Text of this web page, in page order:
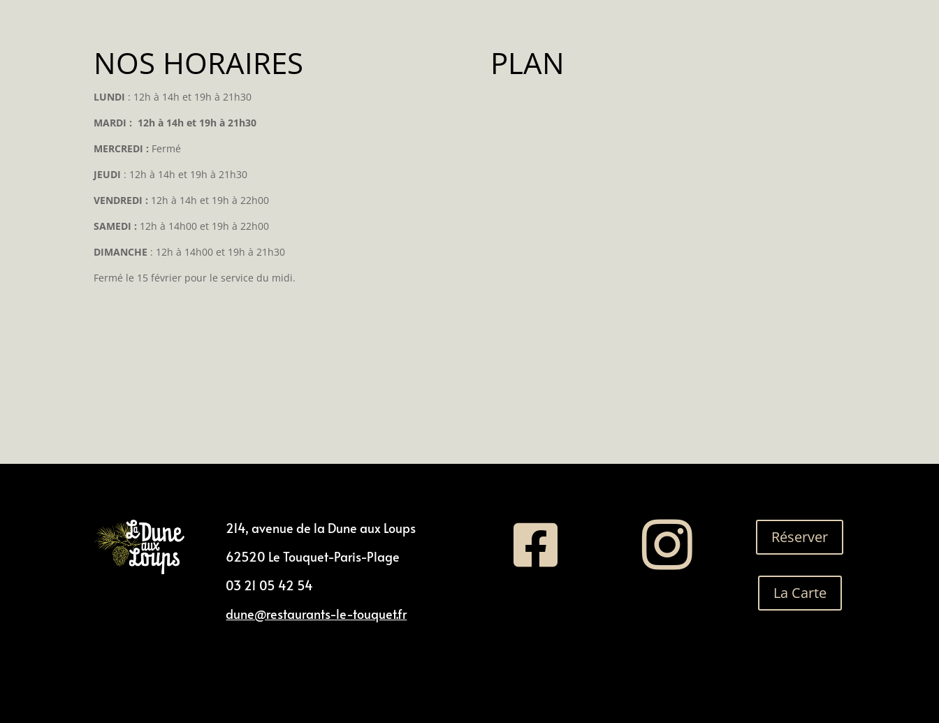
NOS HORAIRES PLAN
LUNDI : 12h à 14h et 19h à 21h30
MARDI : 12h à 14h et 19h à 21h30
MERCREDI : Fermé
JEUDI : 12h à 14h et 19h à 21h30
VENDREDI : 12h à 14h et 19h à 22h00
SAMEDI : 12h à 14h00 et 19h à 22h00
DIMANCHE : 12h à 14h00 et 19h à 21h30
Fermé le 15 février pour le service du midi.
214, avenue de la Dune aux Loups
62520 Le Touquet-Paris-Plage
03 21 05 42 54
dune@restaurants-le-touquet.fr
  Réserver
La Carte